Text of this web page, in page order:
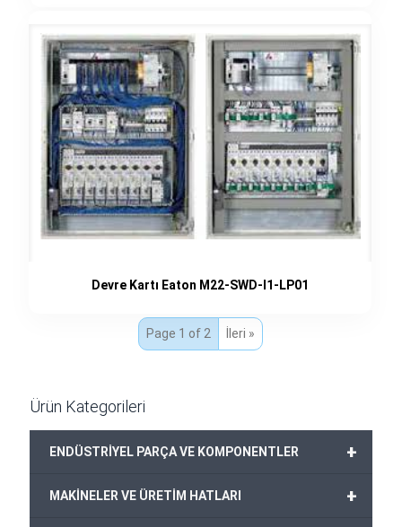
Devre Kartı Eaton M22-SWD-I1-LP01
Page 1 of 2 İleri »
Ürün Kategorileri
+
ENDÜSTRİYEL PARÇA VE KOMPONENTLER
+
MAKİNELER VE ÜRETİM HATLARI